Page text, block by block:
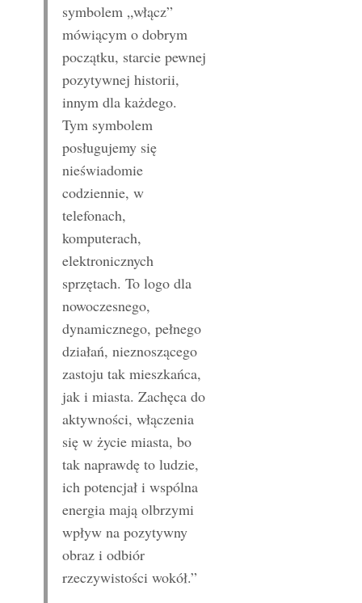
symbolem „włącz”
mówiącym o dobrym
początku, starcie pewnej
pozytywnej historii,
innym dla każdego.
Tym symbolem
posługujemy się
nieświadomie
codziennie, w
telefonach,
komputerach,
elektronicznych
sprzętach. To logo dla
nowoczesnego,
dynamicznego, pełnego
działań, nieznoszącego
zastoju tak mieszkańca,
jak i miasta. Zachęca do
aktywności, włączenia
się w życie miasta, bo
tak naprawdę to ludzie,
ich potencjał i wspólna
energia mają olbrzymi
wpływ na pozytywny
obraz i odbiór
rzeczywistości wokół.”